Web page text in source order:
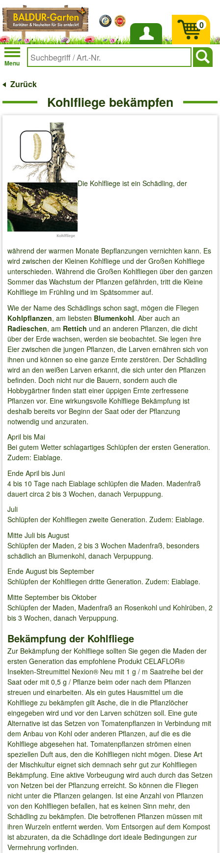
Anmelden
Menu
0
Zurück
Kohlfliege bekämpfen
Die Kohlfliege ist ein Schädling, der
während der warmen Monate Bepflanzungen vernichten kann. Es
wird zwischen der Kleinen Kohlfliege und der Großen Kohlfliege
unterschieden. Während die Großen Kohlfliegen über den ganzen
Sommer das Wachstum der Pflanzen gefährden, tritt die Kleine
Kohlfliege im Frühling und im Spätsommer auf.
Wie der Name des Schädlings schon sagt, mögen die Fliegen
Kohlpflanzen, am liebsten Blumenkohl. Aber auch an
Radieschen, am Rettich und an anderen Pflanzen, die dicht
über der Erde wachsen, werden sie beobachtet. Sie legen ihre
Eier zwischen die jungen Pflanzen, die Larven ernähren sich von
ihnen und können so eine ganze Ernte zerstören. Der Schädling
wird an den weißen Larven erkannt, die sich unter den Pflanzen
befinden. Doch nicht nur die Bauern, sondern auch die
Hobbygärtner finden statt einer üppigen Ernte zerfressene
Pflanzen vor. Eine wirkungsvolle Kohlfliege Bekämpfung ist
deshalb bereits vor Beginn der Saat oder der Pflanzung
notwendig und anzuraten.
April bis Mai
Bei gutem Wetter schlagartiges Schlüpfen der ersten Generation.
Zudem: Eiablage.
Ende April bis Juni
4 bis 10 Tage nach Eiablage schlüpfen die Maden. Madenfraß
dauert circa 2 bis 3 Wochen, danach Verpuppung.
Juli
Schlüpfen der Kohlfliegen zweite Generation. Zudem: Eiablage.
Mitte Juli bis August
Schlüpfen der Maden, 2 bis 3 Wochen Madenfraß, besonders
schädlich an Blumenkohl, danach Verpuppung.
Ende August bis September
Schlüpfen der Kohlfliegen dritte Generation. Zudem: Eiablage.
Mitte September bis Oktober
Schlüpfen der Maden, Madenfraß an Rosenkohl und Kohlrüben, 2
bis 3 Wochen, danach Verpuppung.
Bekämpfung der Kohlfliege
Zur Bekämpfung der Kohlfliege sollten Sie gegen die Maden der
ersten Generation das empfohlene Produkt CELAFLOR®
Insekten-Streumittel Nexion® Neu mit 1 g / m Saatreihe bei der
Saat oder mit 0,5 g / Pflanze beim oder nach dem Pflanzen
streuen und einarbeiten. Als ein gutes Hausmittel um die
Kohlfliege zu bekämpfen gilt Asche, die in die Pflanzlöcher
eingegeben wird und vor den Larven schützen soll. Eine gute
Alternative ist das Setzen von Tomatenpflanzen in Verbindung mit
dem Anbau von Kohl oder anderen Pflanzen, auf die es die
Kohlfliege abgesehen hat. Tomatenpflanzen strömen einen
speziellen Duft aus, den die Kohlfliegen nicht mögen. Diese Art
der Mischkultur eignet sich demnach sehr gut zur Kohlfliegen
Bekämpfung. Eine aktive Vorbeugung wird auch durch das Setzen
von Netzen bei der Pflanzung erreicht. So können die Fliegen
nicht unter die Pflanzen gelangen. Ist eine Anzahl von Pflanzen
von den Kohlfliegen befallen, hat es keinen Sinn mehr, den
Schädling zu bekämpfen. Die betroffenen Pflanzen müssen mit
ihren Wurzeln entfernt werden. Vom Entsorgen auf dem Kompost
ist abzuraten, da die Schädlinge dort ideale Bedingungen zur
Vermehrung vorfinden.